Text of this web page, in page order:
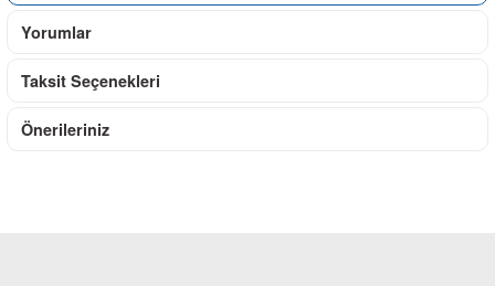
Yorumlar
Taksit Seçenekleri
Önerileriniz